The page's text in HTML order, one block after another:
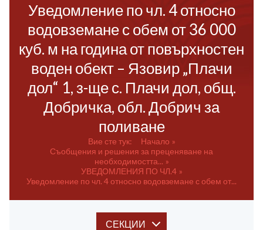
Уведомление по чл. 4 относно
водовземане с обем от 36 000
куб. м на година от повърхностен
воден обект – Язовир „Плачи
дол“ 1, з-ще с. Плачи дол, общ.
Добричка, обл. Добрич за
поливане
Вие сте тук:
Начало
Съобщения и решения за преценяване на
необходимостта...
УВЕДОМЛЕНИЯ ПО ЧЛ.4
Уведомление по чл. 4 относно водовземане с обем от...
СЕКЦИИ